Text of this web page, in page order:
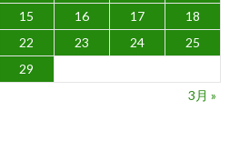
15 16 17
18
22 23 24
25
29
3月 »